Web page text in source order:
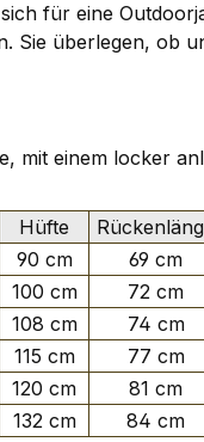
für eine
Sie überlegen, ob
mit einem locker
Hüfte
90 cm 69 cm
100 cm 72 cm
108 cm 74 cm
115 cm 77 cm
120 cm 81 cm
132 cm 84 cm